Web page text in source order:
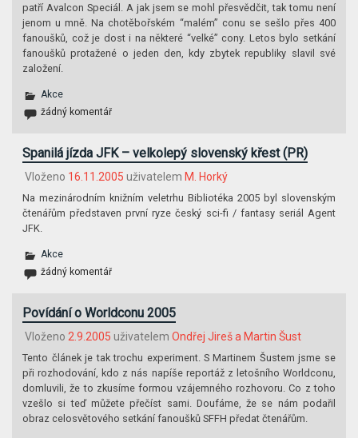
patří Avalcon Speciál. A jak jsem se mohl přesvědčit, tak tomu není
jenom u mně. Na chotěbořském “malém” conu se sešlo přes 400
fanoušků, což je dost i na některé “velké” cony. Letos bylo setkání
fanoušků protažené o jeden den, kdy zbytek republiky slavil své
založení.
Akce
žádný komentář
Spanilá jízda JFK – velkolepý slovenský křest (PR)
Vloženo 16.11.2005 uživatelem M. Horký
Na mezinárodním knižním veletrhu Bibliotéka 2005 byl slovenským
čtenářům představen první ryze český sci-fi / fantasy seriál Agent
JFK.
Akce
žádný komentář
Povídání o Worldconu 2005
Vloženo 2.9.2005 uživatelem Ondřej Jireš a Martin Šust
Tento článek je tak trochu experiment. S Martinem Šustem jsme se
při rozhodování, kdo z nás napíše reportáž z letošního Worldconu,
domluvili, že to zkusíme formou vzájemného rozhovoru. Co z toho
vzešlo si teď můžete přečíst sami. Doufáme, že se nám podařil
obraz celosvětového setkání fanoušků SFFH předat čtenářům.